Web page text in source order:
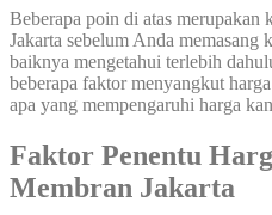
Beberapa poin di atas merupakan
Jakarta sebelum Anda memasang
baiknya mengetahui terlebih
beberapa faktor menyangkut
apa yang mempengaruhi harga
Faktor Penentu
Membran Jakarta